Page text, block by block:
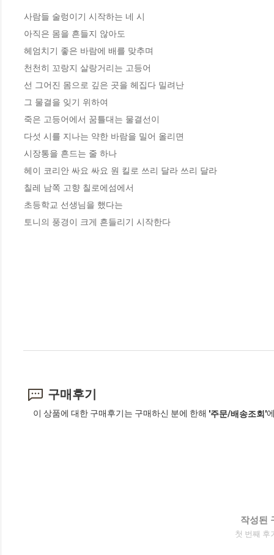
사람들 술렁이기 시작하는 네 시
아직은 몸을 흔들지 않아도
헤엄치기 좋은 바람에 배를 맞추며
천천히 꼬랑지 살랑거리는 고등어
선 그어진 몸으로 깊은 곳을 헤집다 밀려난
그 물결을 잊기 위하여
죽은 고등어에서 꿈틀대는 물결선이
다섯 시를 지나는 약한 바람을 밀어 올리면
시장통을 흔드는 줄 하나
헤이 코리안 싸요 싸요 원 킬로 쓰리 달라 쓰리 달라
칠레 남쪽 고향 칠로에섬에서
초등학교 선생님을 했다는
토니의 풍경이 크게 흔들리기 시작한다
구매후기
이 상품에 대한 구매후기는 구매하신 분에 한해 '주문/배송조회'
작성된
첫 번째 후